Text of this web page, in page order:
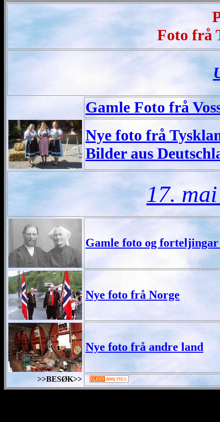
Foto frå
Gamle Foto frå
Nye foto frå
Bilder aus
17.
Gamle foto og
Nye foto frå Norge
Nye foto frå andre land
>>BESØK>>